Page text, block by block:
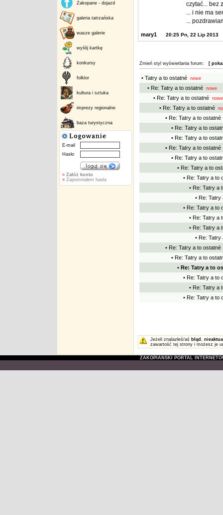
Zakopane - dojazd
galeria tatrzańska
wasze galerie
wyślij kartkę
konkursy
folklor
kultura i sztuka
imprezy regionalne
baza turystyczna
E-mail
Hasło
» Załóż konto
»Zapomniałem hasła
czytać... bez
... i nie ma
...
mary1 20:25 Pn, 22 Lip 2013
Zmień styl wyświetlania forum: [
• Tatry a to ostatnénowe
• Re: Tatry a to ostatnénowe
• Re: Tatry a to ostatnénowe
• Re: Tatry a to ostatné
• Re: Tatry a to ostatné
• Re: Tatry a to
• Re: Tatry a to
• Re: Tatry a to ostatné
• Re: Tatry a to
• Re: Tatry a to
• Re: Tatry a to
• Re: Tatry a
• Re: Tatry
• Re: Tatry a to
• Re: Tatry a
• Re: Tatry a
• Re: Tatry
• Re: Tatry a to ostatné
• Re: Tatry a to
• Re: Tatry a to
• Re: Tatry a to
• Re: Tatry a
• Re: Tatry a to
Jeżeli znalazłeś/aś błąd ,
zawartość tej strony i możesz je
ZAKOPIAŃSKI PORTAL